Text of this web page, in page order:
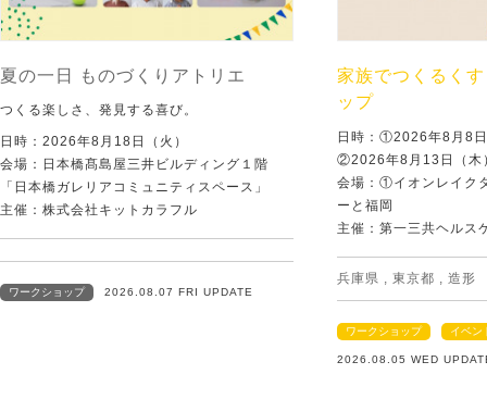
夏の一日 ものづくりアトリエ
つくる楽しさ、発見する喜び。
日時：2026年8月18日（火）
会場：日本橋髙島屋三井ビルディング１階
「日本橋ガレリアコミュニティスペース」
主催：株式会社キットカラフル
ワークショップ 2026.08.07 FRI UPDATE
家族でつくるく
ップ
日時：①2026年8月8
②2026年8月13日（木
会場：①イオンレイ
ーと福岡
主催：第一三共ヘルス
兵庫県 東京都 造形
ワークショップ イベン
2026.08.05 WED